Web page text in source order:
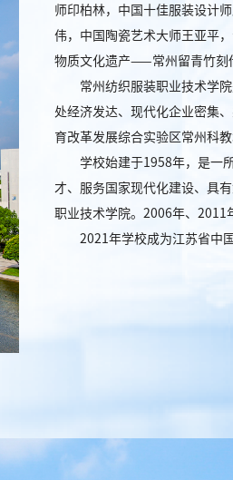
师印柏林，中国十佳服装设计
伟，中国陶瓷艺术大师王亚平
物质文化遗产——常州留青竹刻
常州纺织服装职业技术学
处经济发达、现代化企业密集
育改革发展综合实验区常州科教
学校始建于1958年，是一
才、服务国家现代化建设、具
职业技术学院。2006年、2011
2021年学校成为江苏省中